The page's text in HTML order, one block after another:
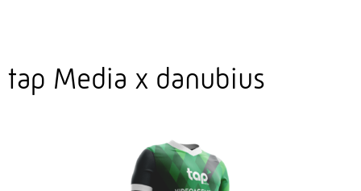
tap Media x danubius